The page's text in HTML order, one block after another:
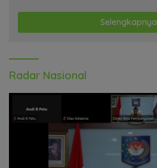
Selengkapnya
Radar Nasional